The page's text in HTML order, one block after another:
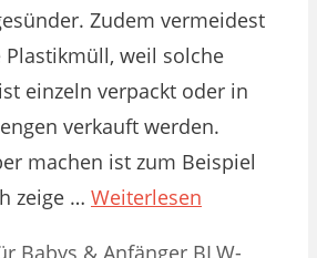
Zudem vermeidest
Plastikmüll, weil solche
einzeln verpackt oder in
verkauft werden.
machen ist zum Beispiel
zeige … Weiterlesen
Babys & Anfänger Schlagwörter
BLW-